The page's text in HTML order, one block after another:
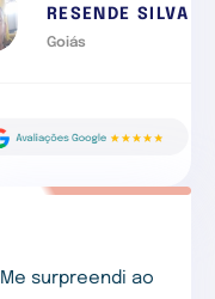
RESENDE SILVA
Goiás
Me surpreendi ao